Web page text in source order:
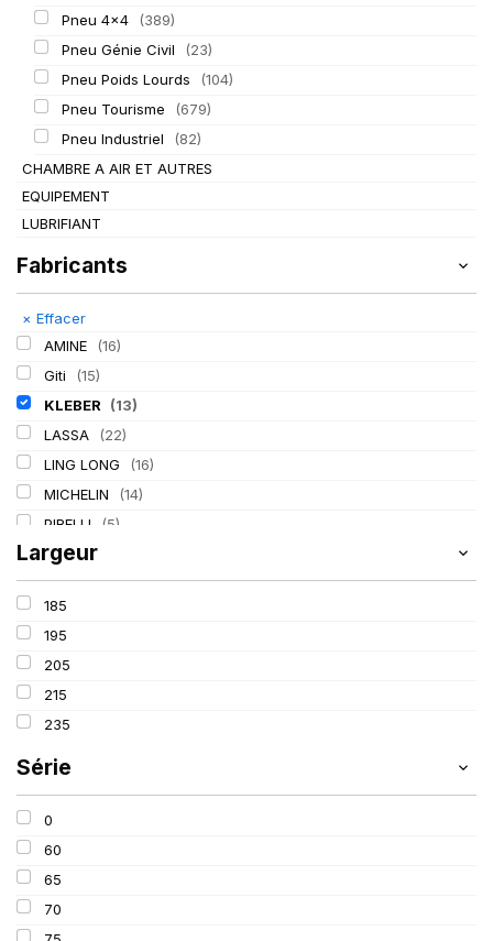
Pneu 4x4
(389)
Pneu Génie Civil
(23)
Pneu Poids Lourds
(104)
Pneu Tourisme
(679)
Pneu Industriel
(82)
CHAMBRE A AIR ET AUTRES
EQUIPEMENT
LUBRIFIANT
Fabricants
× Effacer
AMINE
(16)
Giti
(15)
KLEBER
(13)
LASSA
(22)
LING LONG
(16)
MICHELIN
(14)
PIRELLI
(5)
TIGAR (2)
Largeur
185
195
205
215
235
Série
0
60
65
70